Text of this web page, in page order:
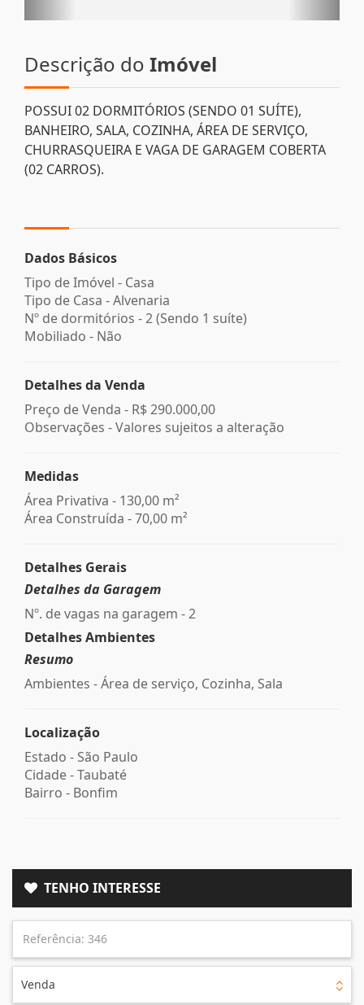
Descrição do Imóvel
POSSUI 02 DORMITÓRIOS (SENDO 01 SUÍTE),
BANHEIRO, SALA, COZINHA, ÁREA DE SERVIÇO,
CHURRASQUEIRA E VAGA DE GARAGEM COBERTA
(02 CARROS).
Dados Básicos
Tipo de Imóvel - Casa
Tipo de Casa - Alvenaria
Nº de dormitórios - 2 (Sendo 1 suíte)
Mobiliado - Não
Detalhes da Venda
Preço de Venda - R$ 290.000,00
Observações - Valores sujeitos a alteração
Medidas
Área Privativa - 130,00 m²
Área Construída - 70,00 m²
Detalhes Gerais
Detalhes da Garagem
Nº. de vagas na garagem - 2
Detalhes Ambientes
Resumo
Ambientes - Área de serviço, Cozinha, Sala
Localização
Estado - São Paulo
Cidade -Taubaté
Bairro - Bonfim
TENHO INTERESSE
Venda